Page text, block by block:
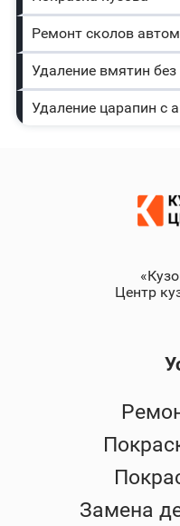
Ремонт сколов
Удаление вмятин без
Удаление царапин с
Центр
Замена